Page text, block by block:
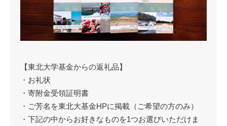
【東北大学基金からの返礼品】
・お礼状
・寄附金受領証明書
・ご芳名を東北大基金HPに掲載（ご希望の方のみ）
・下記の中からお好きなものを1つお選びいただけま